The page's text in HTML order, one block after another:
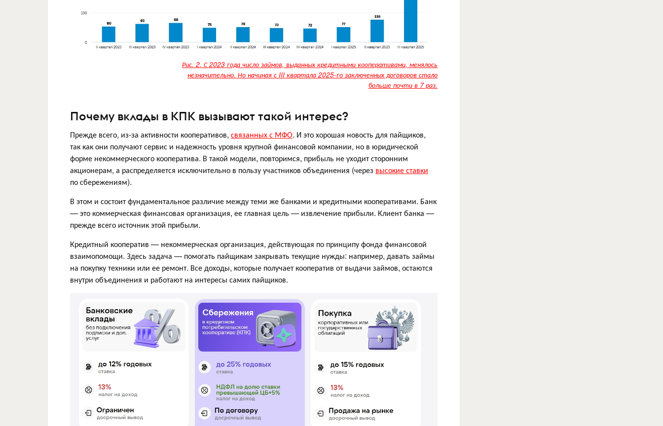
Рис. 2. С 2023 года число займов, выданных кредитными кооперативами, менялось
незначительно. Но начиная с III квартала 2025-го заключенных договоров стало
больше почти в 7 раз.
Почему вклады в КПК вызывают такой интерес?
Прежде всего, из-за активности кооперативов, связанных с МФО. И это хорошая новость для пайщиков,
так как они получают сервис и надежность уровня крупной финансовой компании, но в юридической
форме некоммерческого кооператива. В такой модели, повторимся, прибыль не уходит сторонним
акционерам, а распределяется исключительно в пользу участников объединения (через высокие ставки
по сбережениям).
В этом и состоит фундаментальное различие между теми же банками и кредитными кооперативами. Банк
— это коммерческая финансовая организация, ее главная цель — извлечение прибыли. Клиент банка —
прежде всего источник этой прибыли.
Кредитный кооператив — некоммерческая организация, действующая по принципу фонда финансовой
взаимопомощи. Здесь задача — помогать пайщикам закрывать текущие нужды: например, давать займы
на покупку техники или ее ремонт. Все доходы, которые получает кооператив от выдачи займов, остаются
внутри объединения и работают на интересы самих пайщиков.